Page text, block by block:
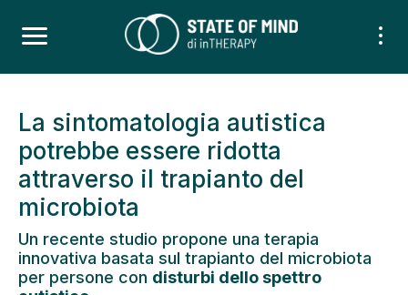
La sintomatologia autistica
potrebbe essere ridotta
attraverso il trapianto del
microbiota
Un recente studio propone una terapia
innovativa basata sul trapianto del microbiota
per persone con disturbi dello spettro